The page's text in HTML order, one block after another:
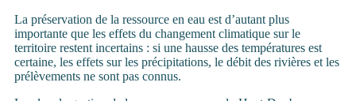
La préservation de la ressource en eau est d’autant plus
importante que les effets du changement climatique sur le
territoire restent incertains : si une hausse des températures est
certaine, les effets sur les précipitations, le débit des rivières et les
prélèvements ne sont pas connus.